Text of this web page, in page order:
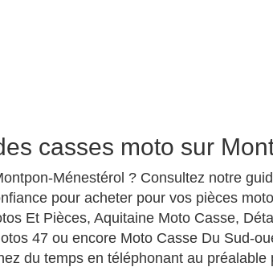
casses moto sur
Ménestérol ? Consultez notre
pour acheter pour vos pièces
Et Pièces, Aquitaine Moto Casse,
47 ou encore Moto Casse Du Sud-
du temps en téléphonant au